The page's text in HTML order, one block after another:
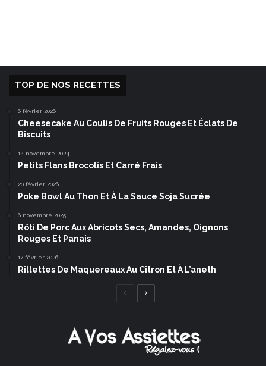
TOP DE NOS RECETTES
6 février 2026
Cheesecake Au Coulis De Fruits Rouges Et Éclats De
Biscuits
14 novembre 2024
Petits Flans Brocolis Et Carré Frais
20 février 2026
Poke Bowl Au Thon Et À La Sauce Soja Sucrée
6 novembre 2025
Rôti De Porc Aux Abricots Secs, Amandes, Oignons
Rouges Et Panais
17 février 2026
Rillettes De Maquereaux Au Citron Et À L’aneth
Page